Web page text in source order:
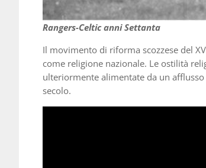
Rangers-Celtic anni Settanta
Il movimento di riforma scozzese del
come religione nazionale. Le ostilità
ulteriormente alimentate da un
secolo.